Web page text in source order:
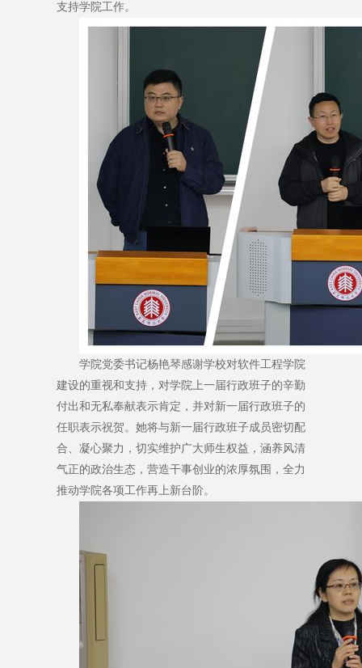
支持学院工作。
学院党委书记杨艳琴感谢学校对软件工程学院
建设的重视和支持，对学院上一届行政班子的辛勤
付出和无私奉献表示肯定，并对新一届行政班子的
任职表示祝贺。她将与新一届行政班子成员密切配
合、凝心聚力，切实维护广大师生权益，涵养风清
气正的政治生态，营造干事创业的浓厚氛围，全力
推动学院各项工作再上新台阶。